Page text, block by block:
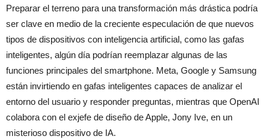
Preparar el terreno para una transformación más drástica podría
ser clave en medio de la creciente especulación de que nuevos
tipos de dispositivos con inteligencia artificial, como las gafas
inteligentes, algún día podrían reemplazar algunas de las
funciones principales del smartphone. Meta, Google y Samsung
están invirtiendo en gafas inteligentes capaces de analizar el
entorno del usuario y responder preguntas, mientras que OpenAI
colabora con el exjefe de diseño de Apple, Jony Ive, en un
misterioso dispositivo de IA.